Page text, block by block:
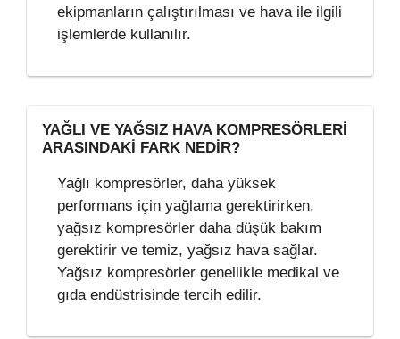
ekipmanların çalıştırılması ve hava ile ilgili
işlemlerde kullanılır.
YAĞLI VE YAĞSIZ HAVA KOMPRESÖRLERI
ARASINDAKI FARK NEDIR?
Yağlı kompresörler, daha yüksek
performans için yağlama gerektirirken,
yağsız kompresörler daha düşük bakım
gerektirir ve temiz, yağsız hava sağlar.
Yağsız kompresörler genellikle medikal ve
gıda endüstrisinde tercih edilir.